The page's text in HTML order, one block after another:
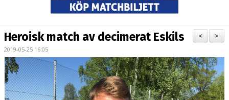
BILDGALLERI
KONTAKT
MATCHER
>
<
Heroisk match av decimerat Eskils
2019-05-25 16:05